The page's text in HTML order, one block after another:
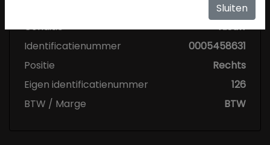
Conditie
Nieuw
Identificatienummer
0005458631
Positie
Rechts
Eigen identificatienummer
126
BTW / Marge
BTW
Sluiten